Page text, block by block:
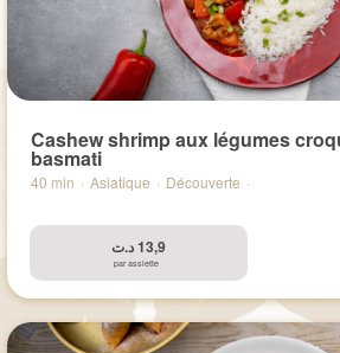
Cashew shrimp aux légumes
basmati
40 min · Asiatique · Découverte ·
13,9د.ت
par assiette